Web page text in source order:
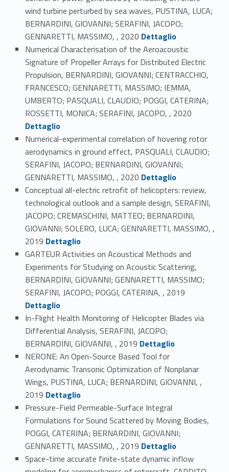
wind turbine perturbed by sea waves, PUSTINA, LUCA;
BERNARDINI, GIOVANNI; SERAFINI, JACOPO;
GENNARETTI, MASSIMO, , 2020 Link identifier #identifier_person_116350-23
Dettaglio
Numerical Characterisation of the Aeroacoustic
Signature of Propeller Arrays for Distributed Electric
Propulsion, BERNARDINI, GIOVANNI; CENTRACCHIO,
FRANCESCO; GENNARETTI, MASSIMO; IEMMA,
UMBERTO; PASQUALI, CLAUDIO; POGGI, CATERINA;
ROSSETTI, MONICA; SERAFINI, JACOPO, , 2020
Dettaglio
Numerical-experimental correlation of hovering rotor
aerodynamics in ground effect, PASQUALI, CLAUDIO;
SERAFINI, JACOPO; BERNARDINI, GIOVANNI;
GENNARETTI, MASSIMO, , 2020 Link identifier #identifier_person_170726-25
Dettaglio
Conceptual all-electric retrofit of helicopters: review,
technological outlook and a sample design, SERAFINI,
JACOPO; CREMASCHINI, MATTEO; BERNARDINI,
GIOVANNI; SOLERO, LUCA; GENNARETTI, MASSIMO, ,
2019 Link identifier #identifier_person_116931-26
Dettaglio
GARTEUR Activities on Acoustical Methods and
Experiments for Studying on Acoustic Scattering,
BERNARDINI, GIOVANNI; GENNARETTI, MASSIMO;
SERAFINI, JACOPO; POGGI, CATERINA, , 2019
Dettaglio
In-Flight Health Monitoring of Helicopter Blades via
Differential Analysis, SERAFINI, JACOPO;
BERNARDINI, GIOVANNI, , 2019 Link identifier #identifier_person_134984-28
Dettaglio
NERONE: An Open-Source Based Tool for
Aerodynamic Transonic Optimization of Nonplanar
Wings, PUSTINA, LUCA; BERNARDINI, GIOVANNI, ,
2019 Link identifier #identifier_person_137512-29
Dettaglio
Pressure-Field Permeable-Surface Integral
Formulations for Sound Scattered by Moving Bodies,
POGGI, CATERINA; BERNARDINI, GIOVANNI;
GENNARETTI, MASSIMO, , 2019Link identifier #identifier_person_13806-30Dettaglio
Space-time accurate finite-state dynamic inflow